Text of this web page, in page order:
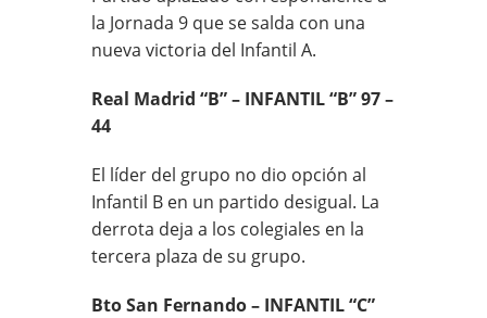
la Jornada 9 que se salda con una
nueva victoria del Infantil A.
Real Madrid “B” – INFANTIL “B” 97 –
44
El líder del grupo no dio opción al
Infantil B en un partido desigual. La
derrota deja a los colegiales en la
tercera plaza de su grupo.
Bto San Fernando – INFANTIL “C”